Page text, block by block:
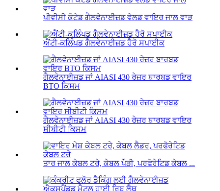
ਪੀਵੀਸੀ ਕੋਟੇਡ ਗੈਲਵੇਨਾਈਜ਼ਡ ਵੇਲਡ ਵਾਇਰ ਜਾਲ ਵਾੜ
ਐਂਟੀ-ਕਲਿੰਪਡ ਗੈਲਵੇਨਾਈਜ਼ਡ ਹੈਰੋ ਸਪਾਈਕ
ਗੈਲਵੇਨਾਈਜ਼ਡ ਜਾਂ AIASI 430 ਰੇਜ਼ਰ ਬਾਰਬਡ ਵਾਇਰ
BTO ਕਿਸਮ
ਗੈਲਵੇਨਾਈਜ਼ਡ ਜਾਂ AIASI 430 ਰੇਜ਼ਰ ਬਾਰਬਡ ਵਾਇਰ
ਸੀਬੀਟੀ ਕਿਸਮ
ਤਾਰ ਜਾਲ ਕੇਬਲ ਟਰੇ, ਕੇਬਲ ਪੌੜੀ, ਪਰਫੋਰੇਟਿਡ ਕੇਬਲ ...